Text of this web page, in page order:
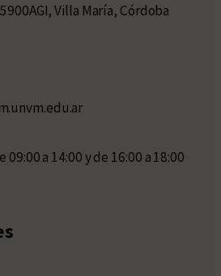
Villa María, Córdoba
09:00 a 14:00 y de 16:00 a 18:00